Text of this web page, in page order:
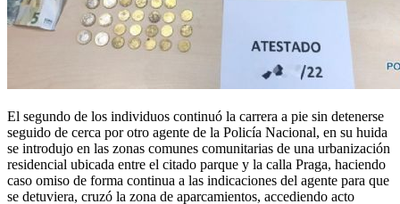
El segundo de los individuos continuó la carrera a pie sin detenerse
seguido de cerca por otro agente de la Policía Nacional, en su huida
se introdujo en las zonas comunes comunitarias de una urbanización
residencial ubicada entre el citado parque y la calla Praga, haciendo
caso omiso de forma continua a las indicaciones del agente para que
se detuviera, cruzó la zona de aparcamientos, accediendo acto